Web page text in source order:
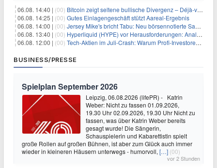
06.08. 14:40 | (00) Bitcoin zeigt seltene bullische Divergenz – Déjà-vu für BTC?
06.08. 14:25 | (00) Gutes Einlagengeschäft stützt Aareal-Ergebnis
06.08. 14:00 | (00) Jersey Mike's bricht Tabu: Neu börsennotierte Sandwich-Kette startet Millionen-Offensive in digitales Marketing
06.08. 13:40 | (00) Hyperliquid (HYPE) vor Herausforderungen: Analysten erwarten kurzfristigen Kursrückgang
06.08. 12:00 | (00) Tech-Aktien im Juli-Crash: Warum Profi-Investoren jetzt zugreifen – Stresstest statt Bärenmarkt
BUSINESS/PRESSE
Spielplan September 2026
Leipzig, 06.08.2026 (lifePR) - Katrin
Weber: Nicht zu fassen 01.09.2026,
19.30 Uhr 02.09.2026, 19.30 Uhr Nicht zu
fassen, was über Katrin Weber bereits
gesagt wurde! Die Sängerin,
Schauspielerin und Kabarettistin spielt
große Rollen auf großen Bühnen, ist aber zum Glück auch immer
wieder in kleineren Häusern unterwegs - humorvoll, […] (00)
vor 2 Stunden